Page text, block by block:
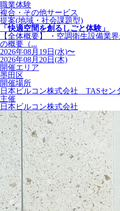
職業体験
複合・その他サービス
提案(地域・社会課題型)
「快適空間を創るしごと体験」
【全体概要】 ・空調衛生設備業
の概要（...
2026年08月19日(水)〜
2026年08月20日(木)
開催エリア
墨田区
開催場所
日本ビルコン株式会社 TASセン
主催
日本ビルコン株式会社